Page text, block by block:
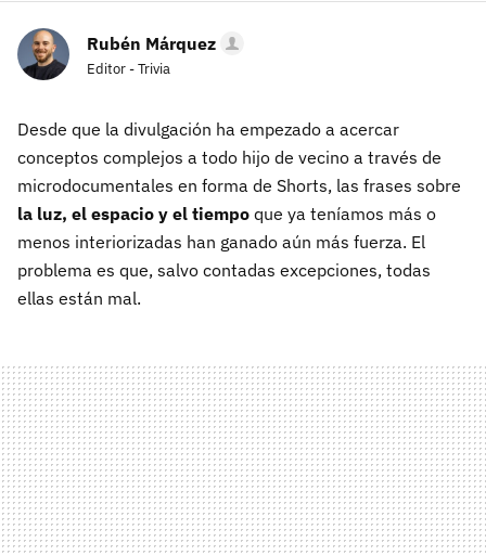
Rubén Márquez
Editor - Trivia
Desde que la divulgación ha empezado a acercar
conceptos complejos a todo hijo de vecino a través de
microdocumentales en forma de Shorts, las frases sobre
la luz, el espacio y el tiempo que ya teníamos más o
menos interiorizadas han ganado aún más fuerza. El
problema es que, salvo contadas excepciones, todas
ellas están mal.